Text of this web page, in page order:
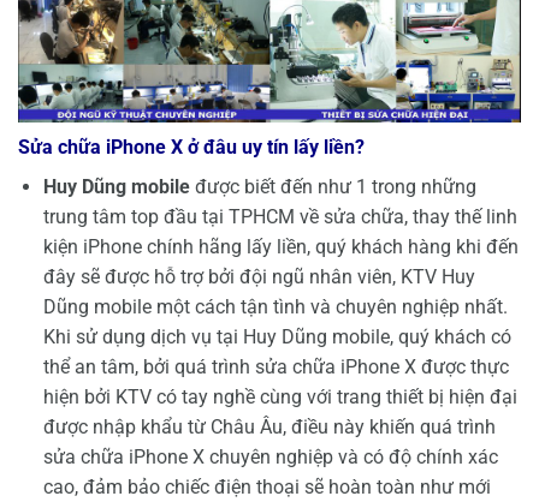
Sửa chữa iPhone X ở đâu uy tín lấy liền?
Huy Dũng mobileđược biết đến như 1 trong những
trung tâm top đầu tại TPHCM về sửa chữa, thay thế linh
kiện iPhone chính hãng lấy liền, quý khách hàng khi đến
đây sẽ được hỗ trợ bởi đội ngũ nhân viên, KTV Huy
Dũng mobile một cách tận tình và chuyên nghiệp nhất.
Khi sử dụng dịch vụ tại Huy Dũng mobile, quý khách có
thể an tâm, bởi quá trình sửa chữa iPhone X được thực
hiện bởi KTV có tay nghề cùng với trang thiết bị hiện đại
được nhập khẩu từ Châu Âu, điều này khiến quá trình
sửa chữa iPhone X chuyên nghiệp và có độ chính xác
cao, đảm bảo chiếc điện thoại sẽ hoàn toàn như mới